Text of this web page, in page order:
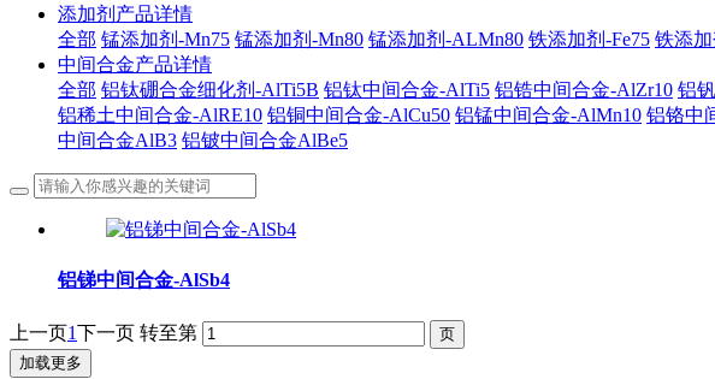
添加剂产品详情
全部 锰添加剂-Mn75 锰添加剂-Mn80 锰添加剂-ALMn80 铁添加剂-Fe75 铁添加
中间合金产品详情
全部 铝钛硼合金细化剂-AlTi5B 铝钛中间合金-AlTi5 铝锆中间合金-AlZr10 铝
铝稀土中间合金-AlRE10 铝铜中间合金-AlCu50 铝锰中间合金-AlMn10 铝铬中
中间合金AlB3 铝铍中间合金AlBe5
铝锑中间合金-AlSb4
上一页1下一页 转至第
加载更多